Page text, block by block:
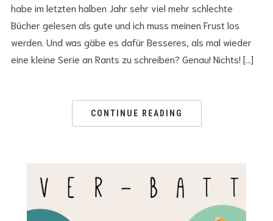
habe im letzten halben Jahr sehr viel mehr schlechte
Bücher gelesen als gute und ich muss meinen Frust los
werden. Und was gäbe es dafür Besseres, als mal wieder
eine kleine Serie an Rants zu schreiben? Genau! Nichts! […]
CONTINUE READING